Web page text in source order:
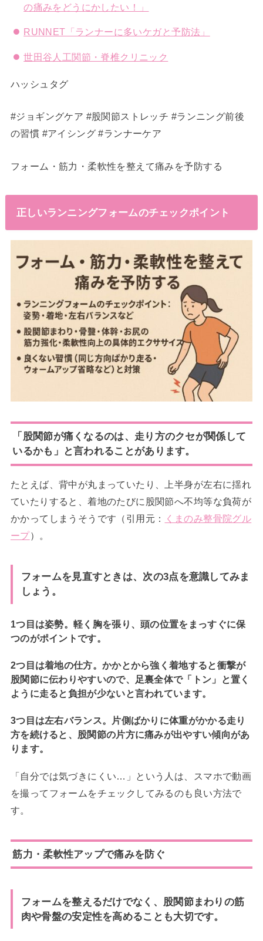
の痛みをどうにかしたい！」
RUNNET「ランナーに多いケガと予防法」
世田谷人工関節・脊椎クリニック
ハッシュタグ
#ジョギングケア #股関節ストレッチ #ランニング前後
の習慣 #アイシング #ランナーケア
フォーム・筋力・柔軟性を整えて痛みを予防する
正しいランニングフォームのチェックポイント
「股関節が痛くなるのは、走り方のクセが関係して
いるかも」と言われることがあります。
たとえば、背中が丸まっていたり、上半身が左右に揺れ
ていたりすると、着地のたびに股関節へ不均等な負荷が
かかってしまうそうです（引用元：
くまのみ整骨院グル
ープ）。
フォームを見直すときは、次の3点を意識してみま
しょう。
1つ目は姿勢。軽く胸を張り、頭の位置をまっすぐに保
つのがポイントです。
2つ目は着地の仕方。かかとから強く着地すると衝撃が
股関節に伝わりやすいので、足裏全体で「トン」と置く
ように走ると負担が少ないと言われています。
3つ目は左右バランス。片側ばかりに体重がかかる走り
方を続けると、股関節の片方に痛みが出やすい傾向があ
ります。
「自分では気づきにくい…」という人は、スマホで動画
を撮ってフォームをチェックしてみるのも良い方法で
す。
筋力・柔軟性アップで痛みを防ぐ
フォームを整えるだけでなく、股関節まわりの筋
肉や骨盤の安定性を高めることも大切です。